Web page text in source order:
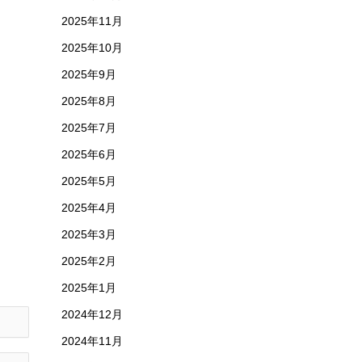
2025年11月
2025年10月
2025年9月
2025年8月
2025年7月
2025年6月
2025年5月
2025年4月
2025年3月
2025年2月
2025年1月
2024年12月
2024年11月